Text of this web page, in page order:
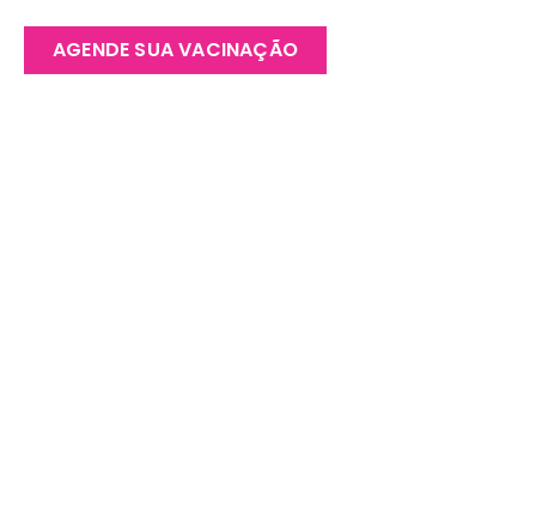
AGENDE SUA VACINAÇÃO